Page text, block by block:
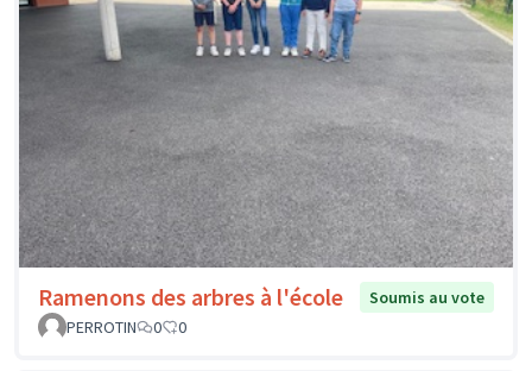
Ramenons des arbres à l'école
Soumis au vote
PERROTIN
0 0